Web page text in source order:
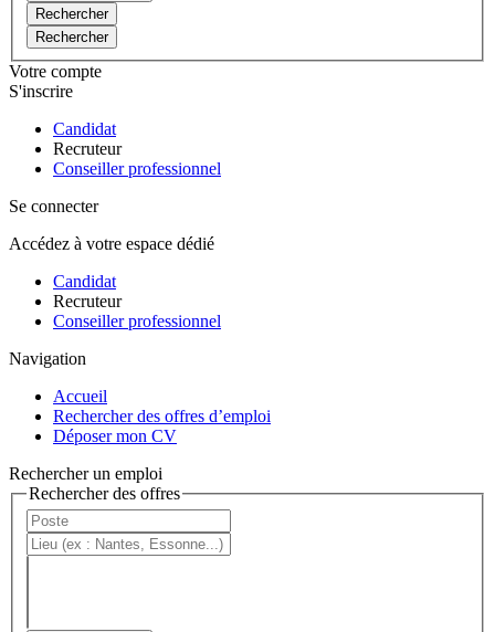
Rechercher
Rechercher
Votre compte
S'inscrire
Candidat
Recruteur
Conseiller professionnel
Se connecter
Accédez à votre espace dédié
Candidat
Recruteur
Conseiller professionnel
Navigation
Accueil
Rechercher des offres d’emploi
Déposer mon CV
Rechercher un emploi
Rechercher des offres